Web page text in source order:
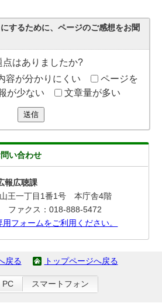
するために、ページのご感想をお聞
点はありましたか?
容が分かりにくい
ページを
が少ない 文章量が多い
送信
い合わせ
報広聴課
王一丁目1番1号 本庁舎4階
ファクス：018-888-5472
フォームをご利用ください。
戻る トップページへ戻る
PC スマートフォン